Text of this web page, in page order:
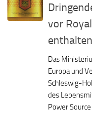
vor
enthalten
Das
Europa und
Schleswig-
des
Power